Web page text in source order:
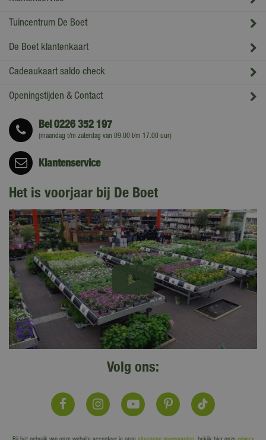
Tuincentrum De Boet
De Boet klantenkaart
Cadeaukaart saldo check
Openingstijden & Contact
Bel0226 352 197
(maandag t/m zaterdag van 09.00 t/m 17.00 uur)
Klantenservice
Het is voorjaar bij De Boet
Volg ons: